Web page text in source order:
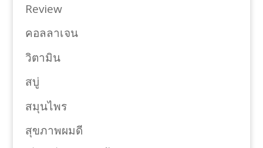
Review
คอลลาเจน
วิตามิน
สบู่
สมุนไพร
สุขภาพผมดี